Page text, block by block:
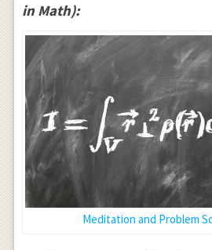
in Math):
Meditation and Problem